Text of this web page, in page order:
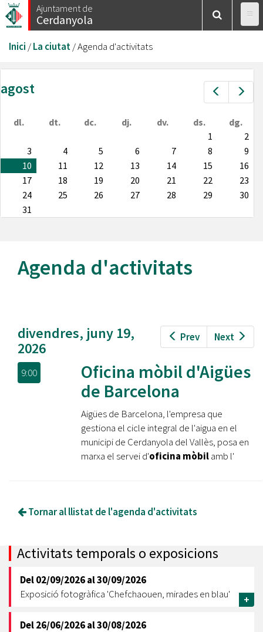
Vés
al
Ajuntament de
Cerdanyola
Esteu
aquí
Inici /La ciutat/Agenda d'activitats
Prev
agost
dl. dt. dc. dj. dv. ds.
dg.
1
2
3
4 5 6 7 8
9
10
11 12 13 14 15
16
17
18 19 20 21 22
23
24
25 26 27 28 29
30
31
Agenda d'activitats
Prev Next
divendres, juny 19,
2026
9:00
Oficina mòbil d'Aigües
de Barcelona
Aigües de Barcelona, l'empresa que
gestiona el cicle integral de l'aigua en el
municipi de Cerdanyola del Vallès, posa en
marxa el servei d'oficina mòbilamb l'
Tornar al llistat de l'agenda d'activitats
Activitats temporals o exposicions
Del02/09/2026al30/09/2026
Exposició fotogràfica 'Chefchaouen, mirades en blau'
+
Del26/06/2026al30/08/2026